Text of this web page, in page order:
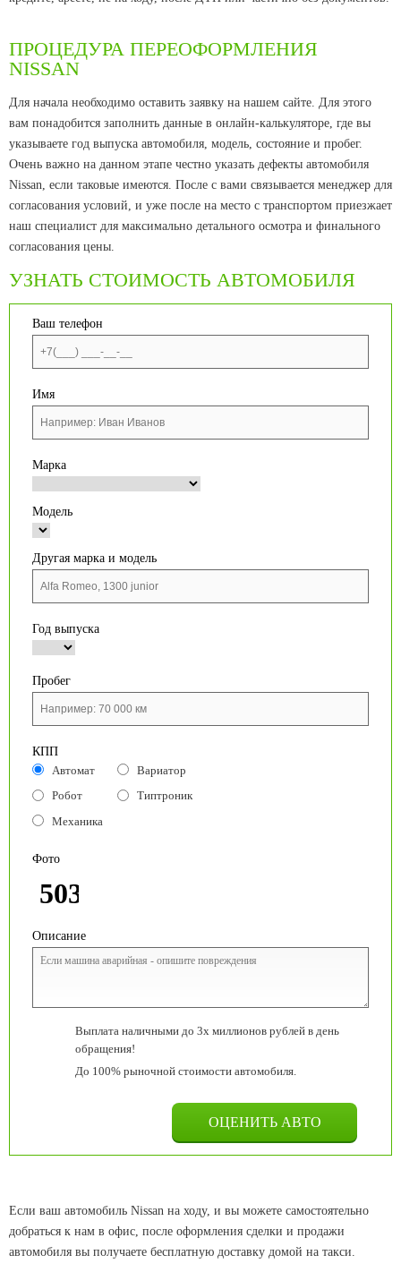
ПРОЦЕДУРА ПЕРЕОФОРМЛЕНИЯ
NISSAN
Для начала необходимо оставить заявку на нашем сайте. Для этого
вам понадобится заполнить данные в онлайн-калькуляторе, где вы
указываете год выпуска автомобиля, модель, состояние и пробег.
Очень важно на данном этапе честно указать дефекты автомобиля
Nissan, если таковые имеются. После с вами связывается менеджер для
согласования условий, и уже после на место с транспортом приезжает
наш специалист для максимально детального осмотра и финального
согласования цены.
УЗНАТЬ СТОИМОСТЬ АВТОМОБИЛЯ
Ваш телефон
Имя
Марка
Модель
Другая марка и модель
Год выпуска
Пробег
КПП
Автомат
Вариатор
Робот
Типтроник
Механика
Фото
Описание
Выплата наличными до 3х миллионов рублей в день
обращения!
До 100% рыночной стоимости автомобиля.
Если ваш автомобиль Nissan на ходу, и вы можете самостоятельно
добраться к нам в офис, после оформления сделки и продажи
автомобиля вы получаете бесплатную доставку домой на такси.